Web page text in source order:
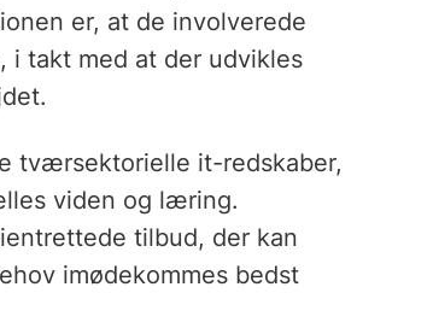
er, at de involverede
i takt med at der udvikles
tværsektorielle it-redskaber,
viden og læring.
tilbud, der kan
imødekommes bedst